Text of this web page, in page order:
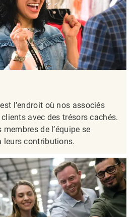
l’endroit où nos associés
avec des trésors cachés.
membres de l’équipe se
leurs contributions.​​​​​​​